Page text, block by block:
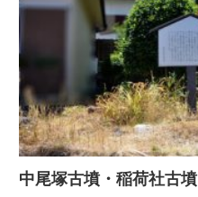
中尾塚古墳・稲荷社古墳